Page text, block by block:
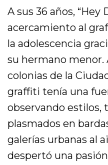
A sus 36 años,
acercamiento al
la adolescencia
su hermano menor.
colonias de la
graffiti tenía una
observando estilos,
plasmados en
galerías urbanas al
despertó una